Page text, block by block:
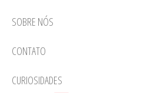
SOBRE NÓS
CONTATO
CURIOSIDADES